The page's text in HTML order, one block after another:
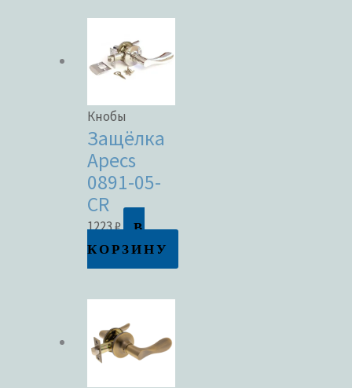
Кнобы
Защёлка
Apecs
0891-05-
CR
1223₽
В
КОРЗИНУ